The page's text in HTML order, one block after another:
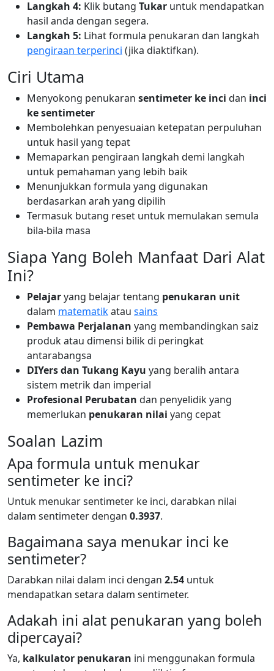
Langkah 4: Klik butang Tukar untuk mendapatkan
hasil anda dengan segera.
Langkah 5: Lihat formula penukaran dan langkah
pengiraan terperinci (jika diaktifkan).
Ciri Utama
Menyokong penukaran sentimeter ke inci dan inci
ke sentimeter
Membolehkan penyesuaian ketepatan perpuluhan
untuk hasil yang tepat
Memaparkan pengiraan langkah demi langkah
untuk pemahaman yang lebih baik
Menunjukkan formula yang digunakan
berdasarkan arah yang dipilih
Termasuk butang reset untuk memulakan semula
bila-bila masa
Siapa Yang Boleh Manfaat Dari Alat
Ini?
Pelajaryang belajar tentang penukaran unit
dalam matematikatau sains
Pembawa Perjalanan yang membandingkan saiz
produk atau dimensi bilik di peringkat
antarabangsa
DIYers dan Tukang Kayu yang beralih antara
sistem metrik dan imperial
Profesional Perubatan dan penyelidik yang
memerlukan penukaran nilai yang cepat
Soalan Lazim
Apa formula untuk menukar
sentimeter ke inci?
Untuk menukar sentimeter ke inci, darabkan nilai
dalam sentimeter dengan 0.3937.
Bagaimana saya menukar inci ke
sentimeter?
Darabkan nilai dalam inci dengan 2.54 untuk
mendapatkan setara dalam sentimeter.
Adakah ini alat penukaran yang boleh
dipercayai?
Ya, kalkulator penukaran ini menggunakan formula